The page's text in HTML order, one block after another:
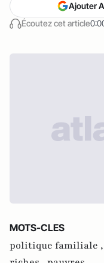
Écoutez cet article
Ajouter
MOTS-CLES
politique familiale ,